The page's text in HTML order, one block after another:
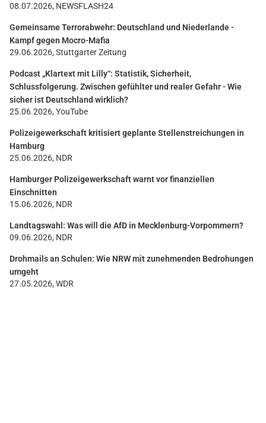
08.07.2026, NEWSFLASH24
Gemeinsame Terrorabwehr: Deutschland und Niederlande -
Kampf gegen Mocro-Mafia
29.06.2026, Stuttgarter Zeitung
Podcast „Klartext mit Lilly“: Statistik, Sicherheit,
Schlussfolgerung. Zwischen gefühlter und realer Gefahr - Wie
sicher ist Deutschland wirklich?
25.06.2026, YouTube
Polizeigewerkschaft kritisiert geplante Stellenstreichungen in
Hamburg
25.06.2026, NDR
Hamburger Polizeigewerkschaft warnt vor finanziellen
Einschnitten
15.06.2026, NDR
Landtagswahl: Was will die AfD in Mecklenburg-Vorpommern?
09.06.2026, NDR
Drohmails an Schulen: Wie NRW mit zunehmenden Bedrohungen
umgeht
27.05.2026, WDR